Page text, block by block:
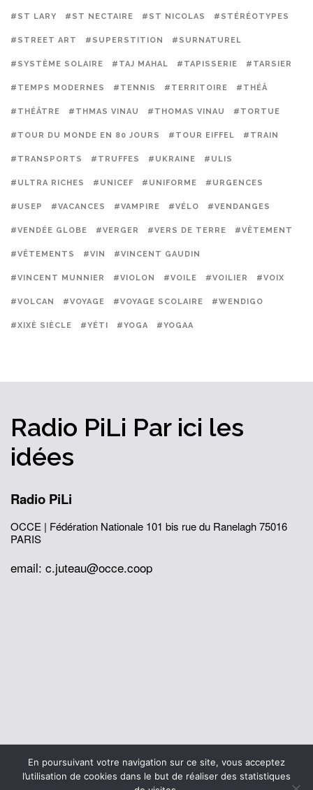
#ST LARY #ST NECTAIRE #ST NICOLAS #STÉRÉOTYPES
#STREET ART #SUPERSTITION #SURNATUREL
#SYSTÈME SOLAIRE #TAJ MAHAL #TAPISSERIE #TARSIER
#TEMPS MODERNES #TENNIS #TERRITOIRE #THÉÂ
#THÉÂTRE #THMAS VINAU #THOMAS VINAU #TORTUE
#TOUR DU MONDE EN 80 JOURS #TOUR EIFFEL #TRAIN
#TRANSPORTS #TRUFFES #UKRAINE #ULIS
#ULTRA RICHES #UNICEF #UNIFORME #URGENCES
#USEP #VACANCES #VAMPIRE #VÉLO #VENDANGES
#VENDÉE GLOBE #VERGER #VERS DE TERRE #VÊTEMENT
#VÊTEMENTS #VIN #VINCENT GAUDIN
#VINCENT MUNNIER #VIOLON #VOILE #VOILIER #VOIX
#VOLCAN #VOYAGE #VOYAGE SCOLAIRE #WENDIGO
#XIXÈ SIÈCLE #YÉTI #YOGA #YOGAA
Radio PiLi Par ici les
idées
Radio PiLi
OCCE | Fédération Nationale 101 bis rue du Ranelagh75016
PARIS
email: c.juteau@occe.coop
© 2026 Office Central de la Coopération à l'École
Mentions légales
Politique de confidentialité
En poursuivant votre navigation sur ce site, vous acceptez
l’utilisation de cookies dans le but de réaliser des statistiques